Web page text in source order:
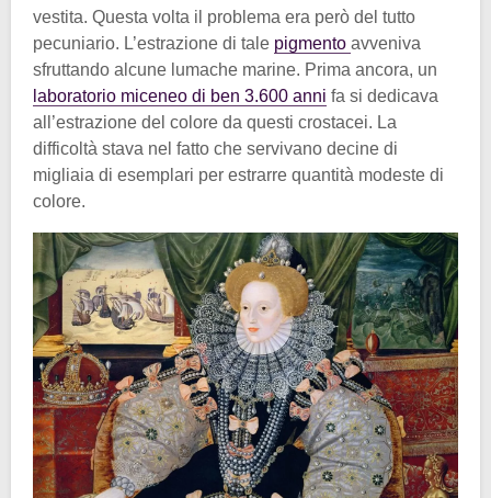
vestita. Questa volta il problema era però del tutto
pecuniario. L’estrazione di tale pigmento avveniva
sfruttando alcune lumache marine. Prima ancora, un
laboratorio miceneo di ben 3.600 anni fa si dedicava
all’estrazione del colore da questi crostacei. La
difficoltà stava nel fatto che servivano decine di
migliaia di esemplari per estrarre quantità modeste di
colore.